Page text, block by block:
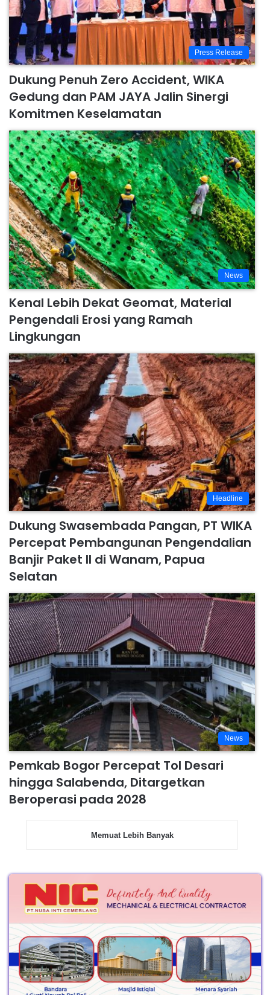
Press Release
Dukung Penuh Zero Accident, WIKA
Gedung dan PAM JAYA Jalin Sinergi
Komitmen Keselamatan
News
Kenal Lebih Dekat Geomat, Material
Pengendali Erosi yang Ramah
Lingkungan
Headline
Dukung Swasembada Pangan, PT WIKA
Percepat Pembangunan Pengendalian
Banjir Paket II di Wanam, Papua
Selatan
News
Pemkab Bogor Percepat Tol Desari
hingga Salabenda, Ditargetkan
Beroperasi pada 2028
Memuat Lebih Banyak